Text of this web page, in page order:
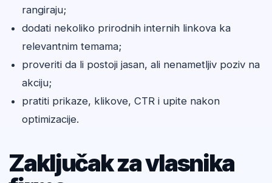
rangiraju;
dodati nekoliko prirodnih internih linkova ka
relevantnim temama;
proveriti da li postoji jasan, ali nenametljiv poziv na
akciju;
pratiti prikaze, klikove, CTR i upite nakon
optimizacije.
Zaključak za vlasnika